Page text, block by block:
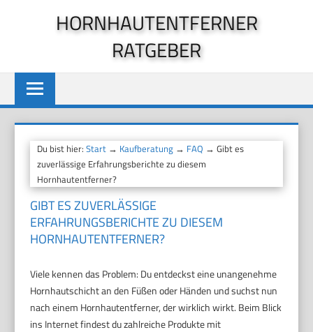
HORNHAUTENTFERNER
RATGEBER
Du bist hier:Start → Kaufberatung → FAQ → Gibt es
zuverlässige Erfahrungsberichte zu diesem
Hornhautentferner?
GIBT ES ZUVERLÄSSIGE
ERFAHRUNGSBERICHTE ZU DIESEM
HORNHAUTENTFERNER?
Viele kennen das Problem: Du entdeckst eine unangenehme
Hornhautschicht an den Füßen oder Händen und suchst nun
nach einem Hornhautentferner, der wirklich wirkt. Beim Blick
ins Internet findest du zahlreiche Produkte mit